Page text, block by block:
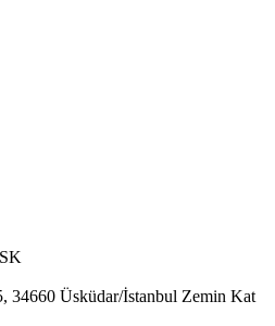
34660 Üsküdar/İstanbul Zemin Kat